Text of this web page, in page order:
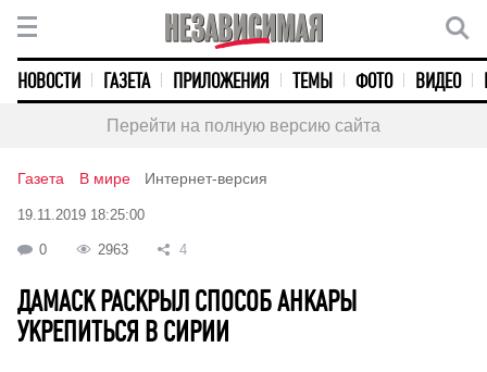
НОВОСТИ ГАЗЕТА ПРИЛОЖЕНИЯ ТЕМЫ ФОТО ВИДЕО
Перейти на полную версию сайта
Газета В мире Интернет-версия
19.11.2019 18:25:00
0 2963 4
ДАМАСК РАСКРЫЛ СПОСОБ АНКАРЫ
УКРЕПИТЬСЯ В СИРИИ